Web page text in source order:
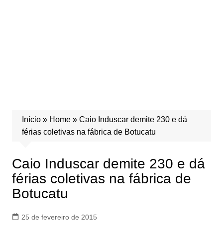
Início» Home» Caio Induscar demite 230 e dá
férias coletivas na fábrica de Botucatu
Caio Induscar demite 230 e dá
férias coletivas na fábrica de
Botucatu
25 de fevereiro de 2015